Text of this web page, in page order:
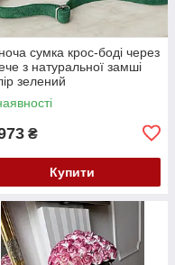
сумка крос-боді через
з натуральної замші
зелений
₴
Купити